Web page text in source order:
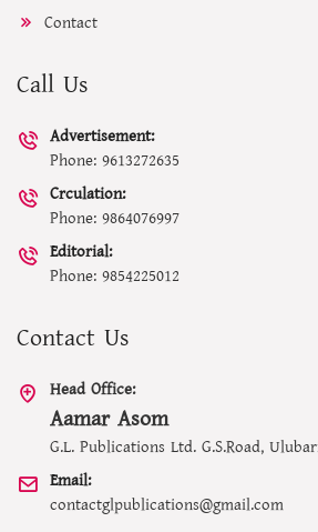
Contact
Call Us
Advertisement:
Phone: 9613272635
Crculation:
Phone: 9864076997
Editorial:
Phone: 9854225012
Contact Us
Head Office:
Aamar Asom
G.L. Publications Ltd. G.S.Road,
Email:
contactglpublications@gmail.com